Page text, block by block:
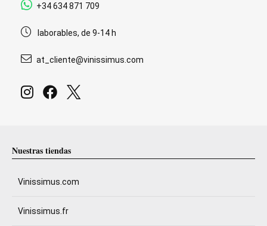
+34 634 871 709
laborables, de 9-14 h
at_cliente@vinissimus.com
Nuestras tiendas
Vinissimus.com
Vinissimus.fr